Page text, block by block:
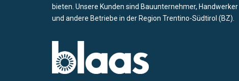
bieten. Unsere Kunden sind Bauunternehmer, Handwerker
und andere Betriebe in der Region Trentino-Südtirol (BZ).